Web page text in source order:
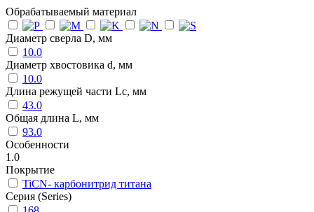
Обрабатываемый материал
Диаметр сверла D, мм
10.0
Диаметр хвостовика d, мм
10.0
Длина режущей части Lc, мм
43.0
Общая длина L, мм
93.0
Особенности
1.0
Покрытие
TiCN- карбонитрид титана
Серия (Series)